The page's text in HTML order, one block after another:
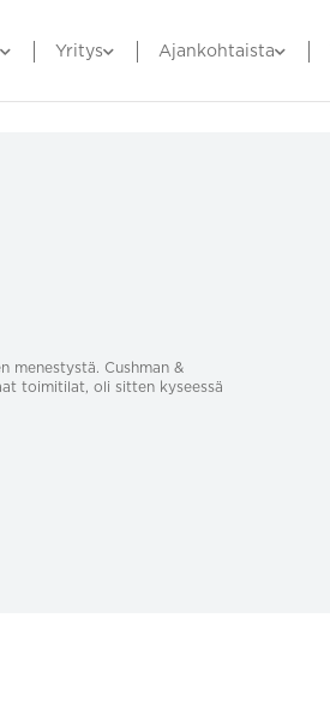
Yritys Ajankohtaista
menestystä. Cushman &
toimitilat, oli sitten kyseessä